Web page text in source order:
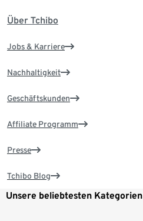
Über Tchibo
Jobs & Karriere
Nachhaltigkeit
Geschäftskunden
Affiliate Programm
Presse
Tchibo Blog
Unsere beliebtesten Kategorien